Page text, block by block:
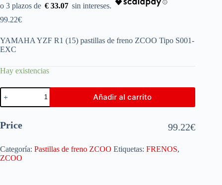
€ 33.07
99.22€
YAMAHA YZF R1 (15) pastillas de freno ZCOO Tipo S001-
EXC
Hay existencias
Añadir al carrito
Price 99.22€
Categoría: Pastillas de freno ZCOO Etiquetas: FRENOS,
ZCOO